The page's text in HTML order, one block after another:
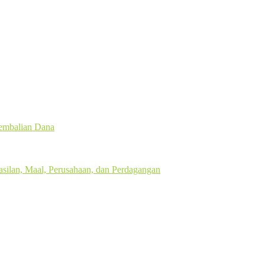
Dana
Maal, Perusahaan, dan Perdagangan